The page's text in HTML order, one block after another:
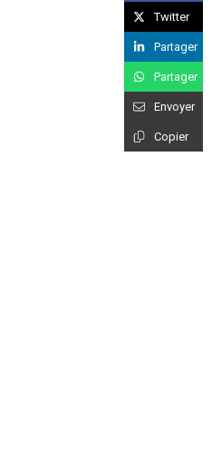
Twitter
Partager
Partager
Envoyer
Copier